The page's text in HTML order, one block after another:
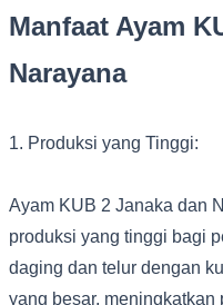
Manfaat Ayam
Narayana
1. Produksi yang Tinggi:
Ayam KUB 2 Janaka dan
produksi yang tinggi bagi
daging dan telur dengan
yang besar, meningkatkan